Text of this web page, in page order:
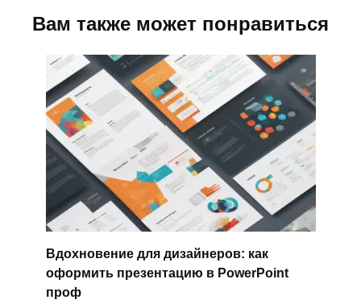
Вам также может понравиться
Вдохновение для дизайнеров: как
оформить презентацию в PowerPoint
проф